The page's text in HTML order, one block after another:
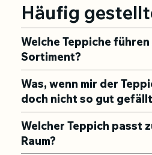
Häufig
Welche Teppiche führen
Sortiment?
Was, wenn mir der
doch nicht so gut
Welcher Teppich passt
Raum?